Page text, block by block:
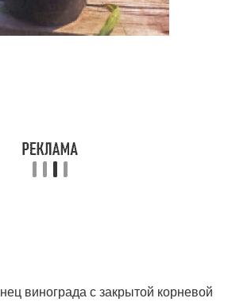
винограда с закрытой корневой